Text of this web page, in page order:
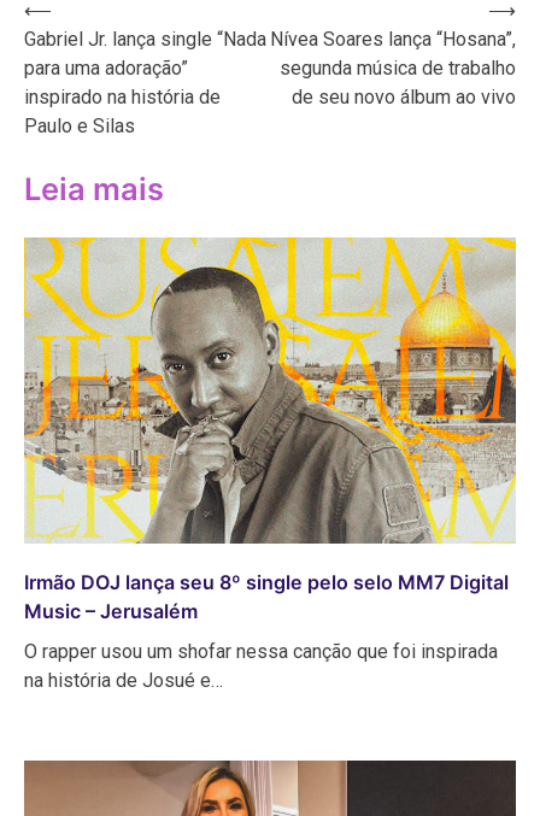
Navegação
de
Post
⟵
Gabriel Jr. lança single “Nada
para uma adoração”
inspirado na história de
Paulo e Silas
Nívea Soares lança “Hosana”,
segunda música de trabalho
de seu novo álbum ao vivo
⟶
Leia mais
Irmão DOJ lança seu 8º single pelo selo MM7 Digital
Music – Jerusalém
O rapper usou um shofar nessa canção que foi inspirada
na história de Josué e…